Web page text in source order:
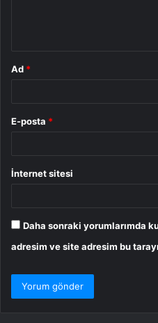
Ad *
E-posta *
İnternet sitesi
Daha sonraki yorumlarımda
adresim ve site adresim bu